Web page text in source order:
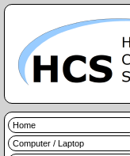
Home
Computer / Laptop